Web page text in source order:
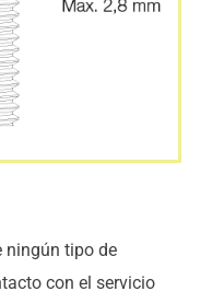
ningún tipo de
con el servicio